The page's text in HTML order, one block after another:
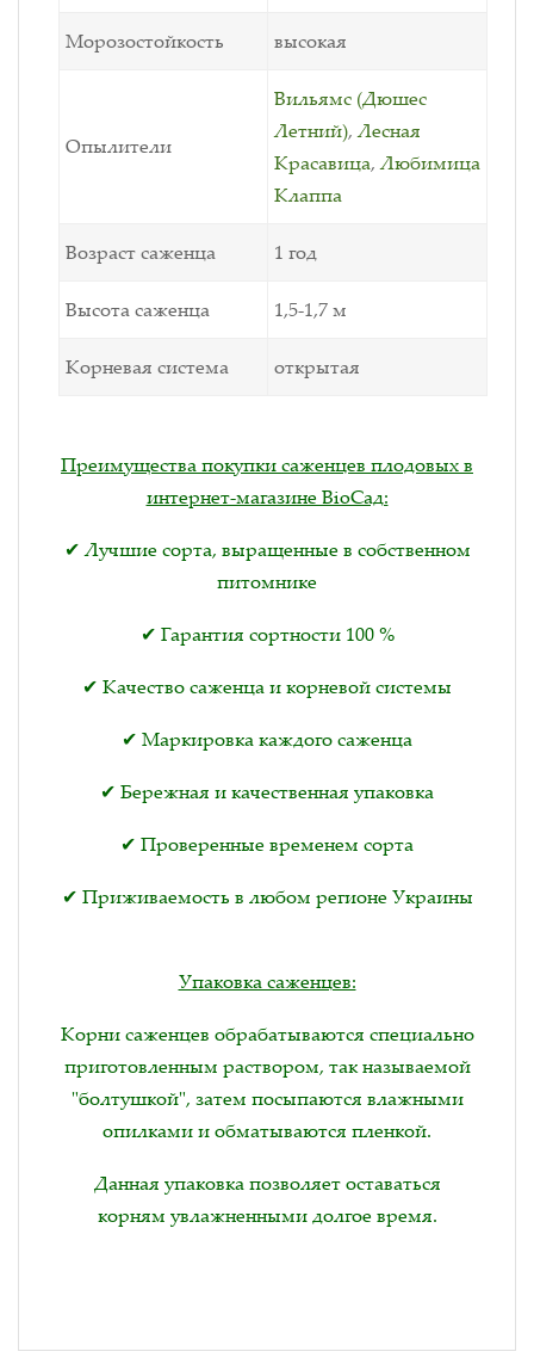
Морозостойкость высокая
Опылители
Вильямс (Дюшес
Летний),Лесная
Красавица,Любимица
Клаппа
Возраст саженца 1 год
Высота саженца 1,5-1,7 м
Корневая система открытая
Преимущества покупки саженцев плодовых в
интернет-магазине BioСад:
✔ Лучшие сорта, выращенные в собственном
питомнике
✔ Гарантия сортности 100 %
✔ Качество саженца и корневой системы
✔ Маркировка каждого саженца
✔ Бережная и качественная упаковка
✔ Проверенные временем сорта
✔ Приживаемость в любом регионе Украины
Упаковка саженцев:
Корни саженцев обрабатываются специально
приготовленным раствором, так называемой
"болтушкой", затем посыпаются влажными
опилками и обматываются пленкой.
Данная упаковка позволяет оставаться
корням увлажненными долгое время.